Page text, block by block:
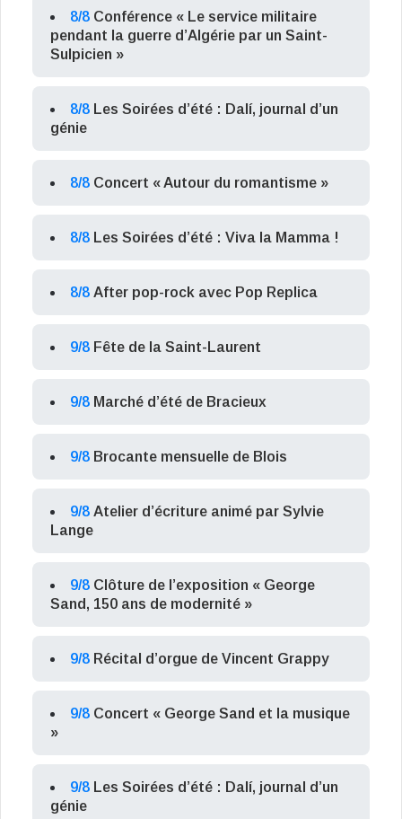
8/8 Conférence « Le service militaire
pendant la guerre d’Algérie par un Saint-
Sulpicien »
8/8 Les Soirées d’été : Dalí, journal d’un
génie
8/8 Concert « Autour du romantisme »
8/8 Les Soirées d’été : Viva la Mamma !
8/8 After pop-rock avec Pop Replica
9/8 Fête de la Saint-Laurent
9/8 Marché d’été de Bracieux
9/8 Brocante mensuelle de Blois
9/8 Atelier d’écriture animé par Sylvie
Lange
9/8 Clôture de l’exposition « George
Sand, 150 ans de modernité »
9/8 Récital d’orgue de Vincent Grappy
9/8 Concert « George Sand et la musique
»
9/8 Les Soirées d’été : Dalí, journal d’un
génie